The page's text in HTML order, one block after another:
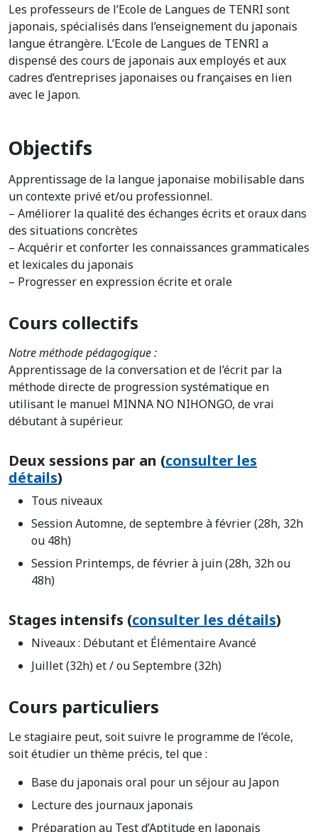
Les professeurs de l’Ecole de Langues de TENRI sont
japonais, spécialisés dans l’enseignement du japonais
langue étrangère. L’Ecole de Langues de TENRI a
dispensé des cours de japonais aux employés et aux
cadres d’entreprises japonaises ou françaises en lien
avec le Japon.
Objectifs
Apprentissage de la langue japonaise mobilisable dans
un contexte privé et/ou professionnel.
– Améliorer la qualité des échanges écrits et oraux dans
des situations concrètes
– Acquérir et conforter les connaissances grammaticales
et lexicales du japonais
– Progresser en expression écrite et orale
Cours collectifs
Notre méthode pédagogique :
Apprentissage de la conversation et de l’écrit par la
méthode directe de progression systématique en
utilisant le manuel MINNA NO NIHONGO, de vrai
débutant à supérieur.
Deux sessions par an (consulter les
détails)
Tous niveaux
Session Automne, de septembre à février (28h, 32h
ou 48h)
Session Printemps, de février à juin (28h, 32h ou
48h)
Stages intensifs (consulter les détails)
Niveaux : Débutant et Élémentaire Avancé
Juillet (32h) et / ou Septembre (32h)
Cours particuliers
Le stagiaire peut, soit suivre le programme de l’école,
soit étudier un thème précis, tel que :
Base du japonais oral pour un séjour au Japon
Lecture des journaux japonais
Préparation au Test d’Aptitude en Japonais